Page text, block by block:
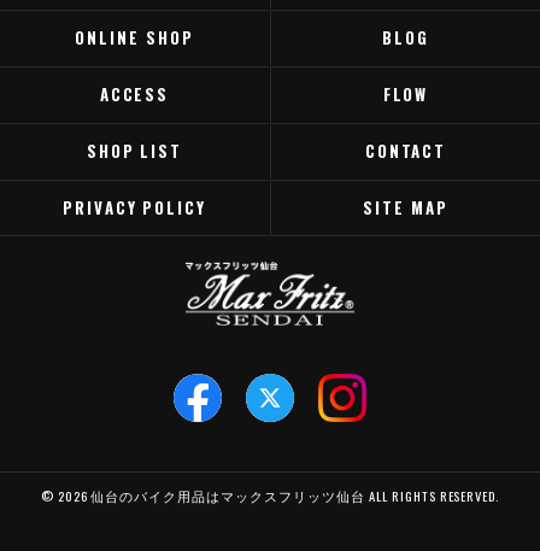
ONLINE SHOP BLOG
ACCESS FLOW
SHOP LIST CONTACT
PRIVACY POLICY SITE MAP
© 2026 仙台のバイク用品はマックスフリッツ仙台 ALL RIGHTS RESERVED.